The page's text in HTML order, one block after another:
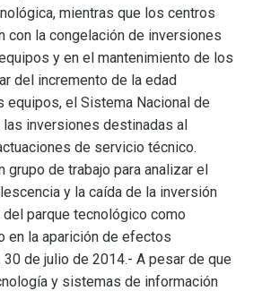
mientras que los centros
con la congelación de inversiones
y en el mantenimiento de los
del incremento de la edad
equipos, el Sistema Nacional de
las inversiones destinadas al
de servicio técnico.
grupo de trabajo para analizar el
y la caída de la inversión
parque tecnológico como
en la aparición de efectos
de julio de 2014.- A pesar de que
y sistemas de información